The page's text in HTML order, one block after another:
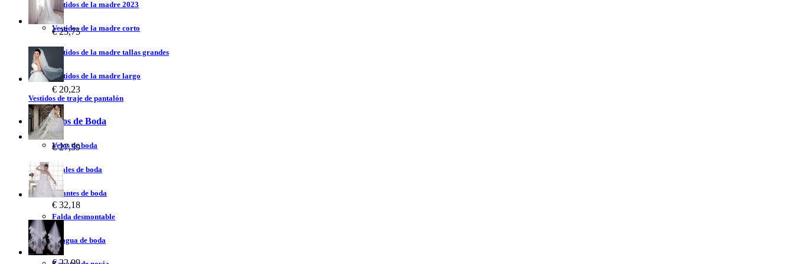
Vestidos de la madre 2023
Vestidos de la madre corto
Vestidos de la madre tallas grandes
Vestidos de la madre largo
Vestidos de traje de pantalón
Accesorios de Boda
Velos de boda
Chales de boda
Guantes de boda
Falda desmontable
Enagua de boda
€ 25,75
€ 20,23
€ 27,59
€ 32,18